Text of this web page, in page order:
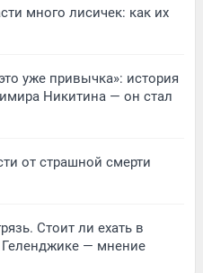
много лисичек: как их
уже привычка»: история
Никитина — он стал
от страшной смерти
Стоит ли ехать в
— мнение